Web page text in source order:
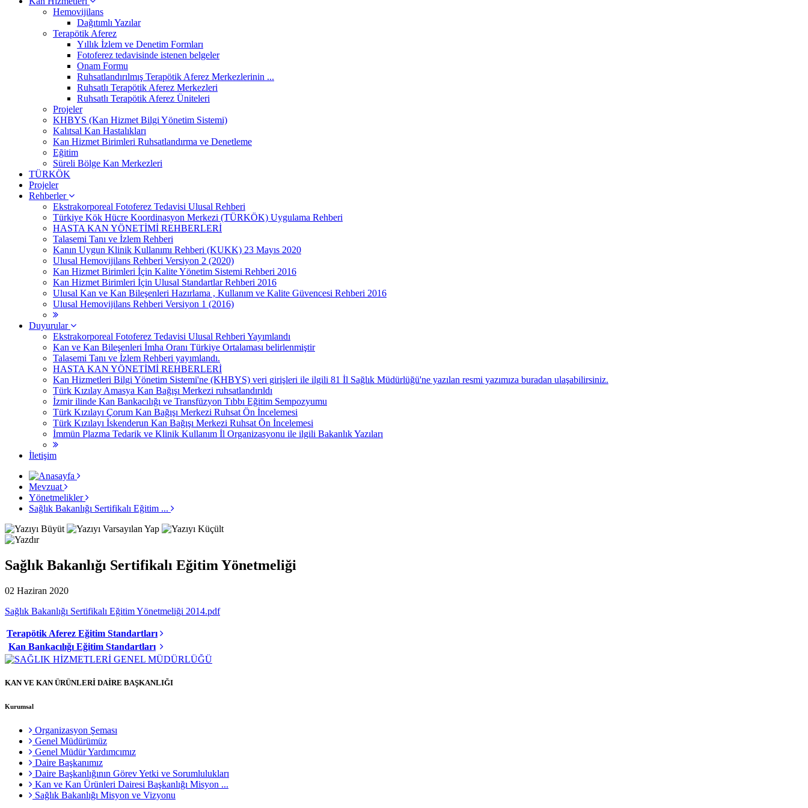
Hemovijilans
Dağıtımlı Yazılar
Terapötik Aferez
Yıllık İzlem ve Denetim Formları
Fotoferez tedavisinde istenen belgeler
Onam Formu
Ruhsatlandırılmış Terapötik Aferez Merkezlerinin ...
Ruhsatlı Terapötik Aferez Merkezleri
Ruhsatlı Terapötik Aferez Üniteleri
Projeler
KHBYS (Kan Hizmet Bilgi Yönetim Sistemi)
Kalıtsal Kan Hastalıkları
Kan Hizmet Birimleri Ruhsatlandırma ve Denetleme
Eğitim
Süreli Bölge Kan Merkezleri
TÜRKÖK
Projeler
Rehberler
Ekstrakorporeal Fotoferez Tedavisi Ulusal Rehberi
Türkiye Kök Hücre Koordinasyon Merkezi (TÜRKÖK) Uygulama Rehberi
HASTA KAN YÖNETİMİ REHBERLERİ
Talasemi Tanı ve İzlem Rehberi
Kanın Uygun Klinik Kullanımı Rehberi (KUKK) 23 Mayıs 2020
Ulusal Hemovijilans Rehberi Versiyon 2 (2020)
Kan Hizmet Birimleri İçin Kalite Yönetim Sistemi Rehberi 2016
Kan Hizmet Birimleri İçin Ulusal Standartlar Rehberi 2016
Ulusal Kan ve Kan Bileşenleri Hazırlama , Kullanım ve Kalite Güvencesi Rehberi 2016
Ulusal Hemovijilans Rehberi Versiyon 1 (2016)
Duyurular
Ekstrakorporeal Fotoferez Tedavisi Ulusal Rehberi Yayımlandı
Kan ve Kan Bileşenleri İmha Oranı Türkiye Ortalaması belirlenmiştir
Talasemi Tanı ve İzlem Rehberi yayımlandı.
HASTA KAN YÖNETİMİ REHBERLERİ
Kan Hizmetleri Bilgi Yönetim Sistemi'ne (KHBYS) veri girişleri ile ilgili 81 İl Sağlık Müdürlüğü'ne yazılan resmi yazımıza buradan ulaşabilirsiniz.
Türk Kızılay Amasya Kan Bağışı Merkezi ruhsatlandırıldı
İzmir ilinde Kan Bankacılığı ve Transfüzyon Tıbbı Eğitim Sempozyumu
Türk Kızılayı Çorum Kan Bağışı Merkezi Ruhsat Ön İncelemesi
Türk Kızılayı İskenderun Kan Bağışı Merkezi Ruhsat Ön İncelemesi
İmmün Plazma Tedarik ve Klinik Kullanım İl Organizasyonu ile ilgili Bakanlık Yazıları
İletişim
Mevzuat
Yönetmelikler
Sağlık Bakanlığı Sertifikalı Eğitim ...
Sağlık Bakanlığı Sertifikalı Eğitim Yönetmeliği
02 Haziran 2020
Sağlık Bakanlığı Sertifikalı Eğitim Yönetmeliği 2014.pdf
Terapötik Aferez Eğitim Standartları
Kan Bankacılığı Eğitim Standartları
KAN VE KAN ÜRÜNLERİ DAİRE BAŞKANLIĞI
Kurumsal
Organizasyon Şeması
Genel Müdürümüz
Genel Müdür Yardımcımız
Daire Başkanımız
Daire Başkanlığının Görev Yetki ve Sorumlulukları
Kan ve Kan Ürünleri Dairesi Başkanlığı Misyon ...
Sağlık Bakanlığı Misyon ve Vizyonu